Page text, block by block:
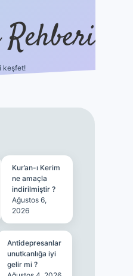
keşfet!
Kur’an-ı Kerim
ne amaçla
indirilmiştir ?
Ağustos 6,
2026
Antidepresanlar
unutkanlığa iyi
gelir mi ?
tulipbet güncel